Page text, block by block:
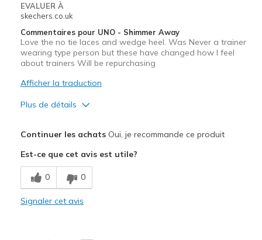
EVALUER À
skechers.co.uk
Commentaires pour UNO - Shimmer Away
Love the no tie laces and wedge heel. Was Never a trainer
wearing type person but these have changed how I feel
about trainers Will be repurchasing
Afficher la traduction
Plus de détails
Comfortable
Stylish
Continuer les achatsOui, je recommande ce produit
Est-ce que cet avis est utile?
0 0
Signaler cet avis